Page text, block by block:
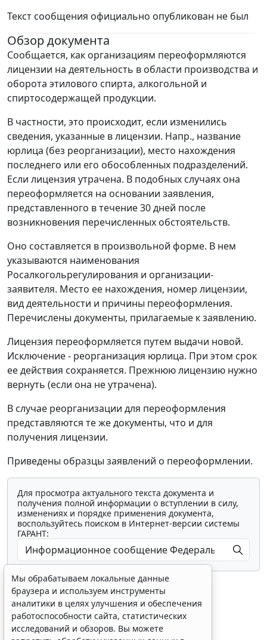
Текст сообщения официально опубликован не был
Обзор документа
Сообщается, как организациям переоформляются
лицензии на деятельность в области производства и
оборота этилового спирта, алкогольной и
спиртосодержащей продукции.
В частности, это происходит, если изменились
сведения, указанные в лицензии. Напр., название
юрлица (без реорганизации), место нахождения
последнего или его обособленных подразделений.
Если лицензия утрачена. В подобных случаях она
переоформляется на основании заявления,
представленного в течение 30 дней после
возникновения перечисленных обстоятельств.
Оно составляется в произвольной форме. В нем
указываются наименования
Росалкогольрегулирования и организации-
заявителя. Место ее нахождения, номер лицензии,
вид деятельности и причины переоформления.
Перечислены документы, прилагаемые к заявлению.
Лицензия переоформляется путем выдачи новой.
Исключение - реорганизация юрлица. При этом срок
ее действия сохраняется. Прежнюю лицензию нужно
вернуть (если она не утрачена).
В случае реорганизации для переоформления
представляются те же документы, что и для
получения лицензии.
Приведены образцы заявлений о переоформлении.
Для просмотра актуального текста документа и
получения полной информации о вступлении в силу,
изменениях и порядке применения документа,
воспользуйтесь поиском в Интернет-версии системы
ГАРАНТ:
Показать все материалы
Мы обрабатываем локальные данные
браузера и используем инструменты
аналитики в целях улучшения и обеспечения
работоспособности сайта, статистических
исследований и обзоров. Вы можете